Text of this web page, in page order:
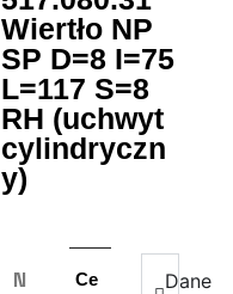
Wiertło NP
SP D=8 I=75
L=117 S=8
RH (uchwyt
cylindryczn
y)
N
Ce
Dane